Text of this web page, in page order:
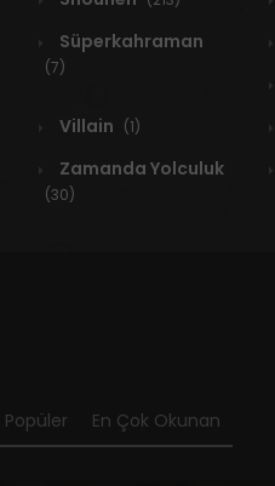
Süperkahraman
(7)
Villain (1)
Zamanda Yolculuk
(30)
Popüler En Çok Okunan